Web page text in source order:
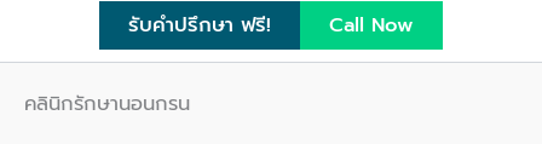
รับคำปรึกษา ฟรี! Call Now
คลินิกรักษานอนกรน